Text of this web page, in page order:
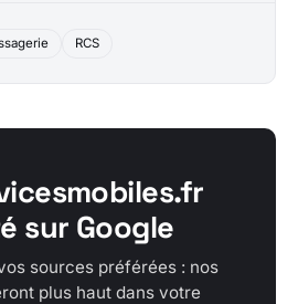
RCS
sur Google
sources préférées : nos
plus haut dans votre